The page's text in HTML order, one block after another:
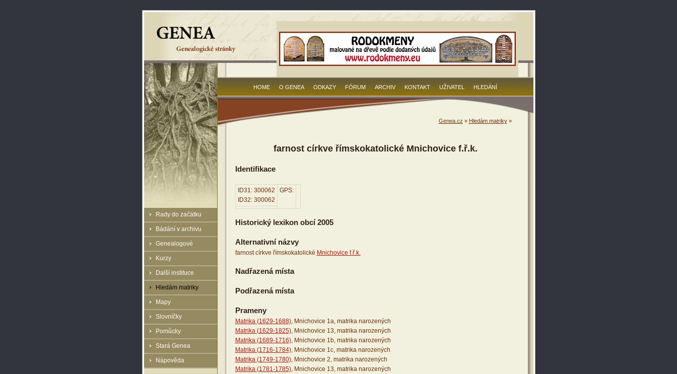
Rady do začátku
Bádání v archivu
Genealogové
Kurzy
Další instituce
Hledám matriky
Mapy
Slovníčky
Pomůcky
Stará Genea
Nápověda
HOME O GENEA ODKAZY FÓRUM ARCHIV KONTAKT UŽIVATEL HLEDÁNÍ
Genea.cz » Hledám matriky»
farnost církve římskokatolické Mnichovice f.ř.k.
Identifikace
ID31: 300062
ID32: 300062
GPS:
Historický lexikon obcí 2005
Alternativní názvy
farnost církve římskokatolické Mnichovice f.ř.k.
Nadřazená místa
Podřazená místa
Prameny
Matrika (1629-1688), Mnichovice 1a, matrika narozených
Matrika (1629-1825), Mnichovice 13, matrika narozených
Matrika (1689-1716), Mnichovice 1b, matrika narozených
Matrika (1716-1784), Mnichovice 1c, matrika narozených
Matrika (1749-1780), Mnichovice 2, matrika narozených
Matrika (1781-1785), Mnichovice 13, matrika narozených